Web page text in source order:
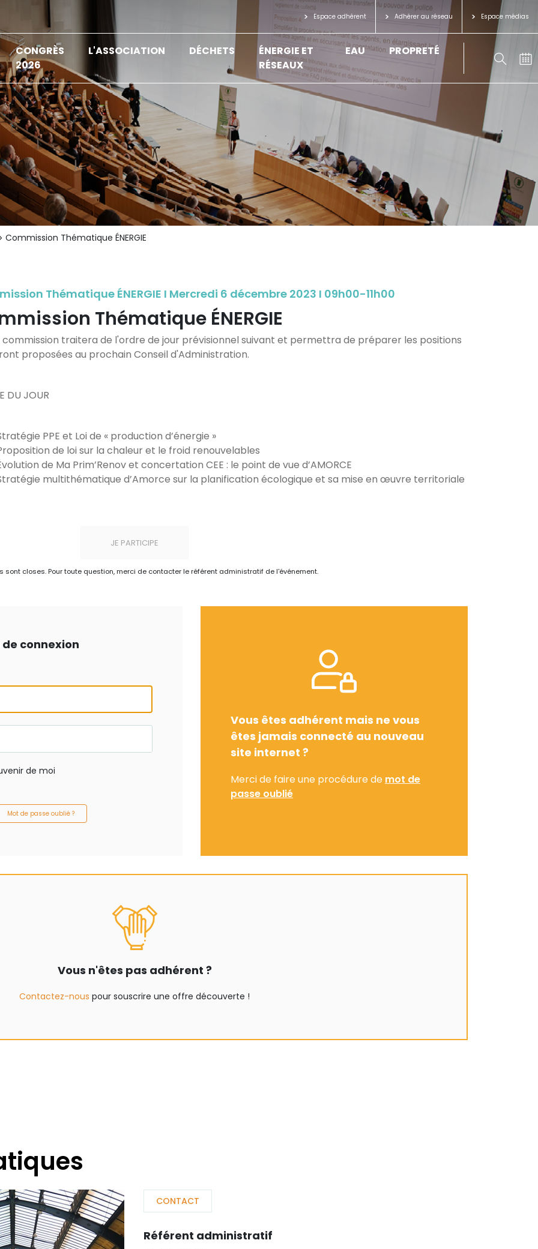
Espace adhérent Adhérer au réseau Espace médias
CONGRÈS
2026
L'ASSOCIATION DÉCHETS
ÉNERGIE ET
RÉSEAUX
EAU PROPRETÉ
Commission Thématique ÉNERGIE
Thématique ÉNERGIE I Mercredi 6 décembre 2023 I 09h00-11h00
Thématique ÉNERGIE
traitera de l'ordre de jour prévisionnel suivant et permettra de préparer les positions
proposées au prochain Conseil d'Administration.
DU JOUR
PPE et Loi de « production d’énergie »
de loi sur la chaleur et le froid renouvelables
de Ma Prim’Renov et concertation CEE : le point de vue d’AMORCE
multithématique d’Amorce sur la planification écologique et sa mise en œuvre territoriale
JE PARTICIPE
sont closes. Pour toute question, merci de contacter le référent administratif de l'événement.
connexion
de moi
Mot de passe oublié ?
Vous êtes adhérent mais ne vous
êtes jamais connecté au nouveau
site internet ?
Merci de faire une procédure de mot de
passe oublié
Vous n'êtes pas adhérent ?
Contactez-nous pour souscrire une offre découverte !
CONTACT
Référent administratif